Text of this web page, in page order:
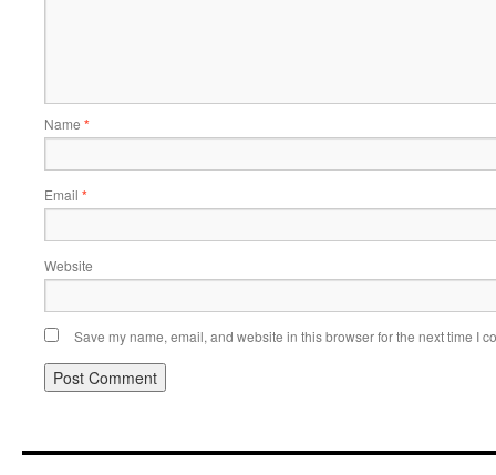
Name *
Email *
Website
Save my name, email, and website in this browser for the next time I